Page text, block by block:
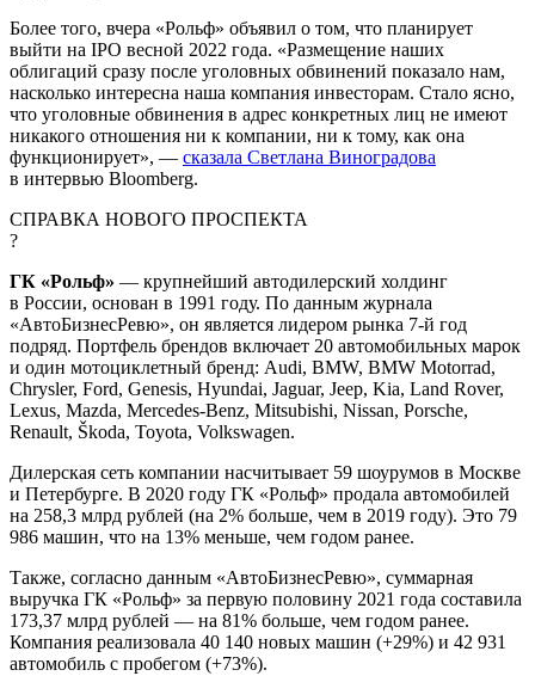
Более того, вчера «Рольф» объявил о том, что планирует
выйти на IPO весной 2022 года. «Размещение наших
облигаций сразу после уголовных обвинений показало нам,
насколько интересна наша компания инвесторам. Стало ясно,
что уголовные обвинения в адрес конкретных лиц не имеют
никакого отношения ни к компании, ни к тому, как она
функционирует», — сказала Светлана Виноградова
в интервью Bloomberg.
СПРАВКА НОВОГО ПРОСПЕКТА
?
ГК «Рольф» — крупнейший автодилерский холдинг
в России, основан в 1991 году. По данным журнала
«АвтоБизнесРевю», он является лидером рынка 7-й год
подряд. Портфель брендов включает 20 автомобильных марок
и один мотоциклетный бренд: Audi, BMW, BMW Motorrad,
Chrysler, Ford, Genesis, Hyundai, Jaguar, Jeep, Kia, Land Rover,
Lexus, Mazda, Mercedes-Benz, Mitsubishi, Nissan, Porsche,
Renault, Škoda, Toyota, Volkswagen.
Дилерская сеть компании насчитывает 59 шоурумов в Москве
и Петербурге. В 2020 году ГК «Рольф» продала автомобилей
на 258,3 млрд рублей (на 2% больше, чем в 2019 году). Это 79
986 машин, что на 13% меньше, чем годом ранее.
Также, согласно данным «АвтоБизнесРевю», суммарная
выручка ГК «Рольф» за первую половину 2021 года составила
173,37 млрд рублей — на 81% больше, чем годом ранее.
Компания реализовала 40 140 новых машин (+29%) и 42 931
автомобиль с пробегом (+73%).